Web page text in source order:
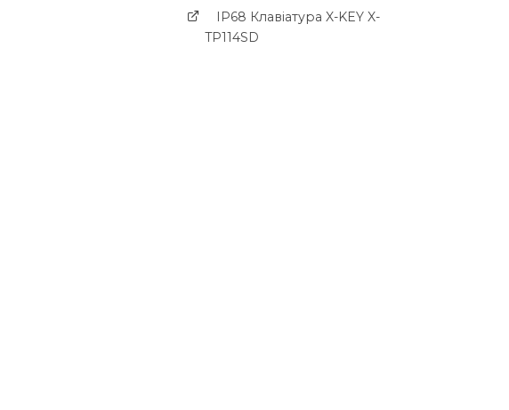
IP68 Клавіатура X-KEY X-
TP114SD